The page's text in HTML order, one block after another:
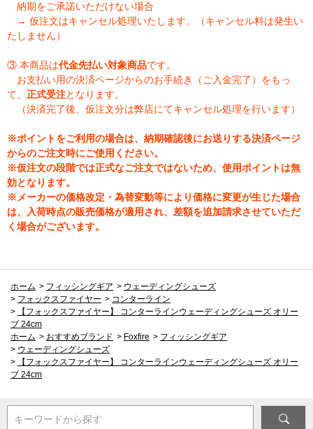
納期をご承諾いただけない場合
→ 仮注文はキャンセル処理いたします。（キャンセル料は発生い
たしません）
③ 本商品は代金先払い対象商品です。
お支払い用の決済ページからのお手続き（ご入金完了）をもっ
て、 正式受注となります。
（決済完了後、仮注文分は弊店にてキャンセル処理を行います）
※ポイントをご利用の場合は、納期確認後にお送りする決済ページ
からのご注文時にご使用ください。
※仮注文の段階では正式なご注文ではないため、使用ポイントは無
効となります。
※メーカーの価格改定・為替変動等により価格に変更が生じた場合
は、入荷時点の販売価格が適用され、差額を追加請求させていただ
く場合がございます。
ホーム > フィッシングギア > ウェーディングシューズ
> フォックスファイヤー > コンターライン
>
【フォックスファイヤー】 コンターラインウェーディングシューズ オリー
ブ 24cm
ホーム > おすすめブランド > Foxfire > フィッシングギア
> ウェーディングシューズ
>
【フォックスファイヤー】 コンターラインウェーディングシューズ オリー
ブ 24cm
キーワードから探す